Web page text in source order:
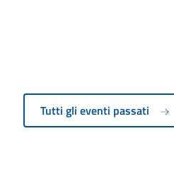
Tutti gli eventi passati